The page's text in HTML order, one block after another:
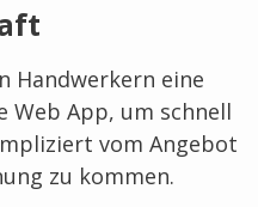
Handwerkern eine
Web App, um schnell
vom Angebot
zu kommen.